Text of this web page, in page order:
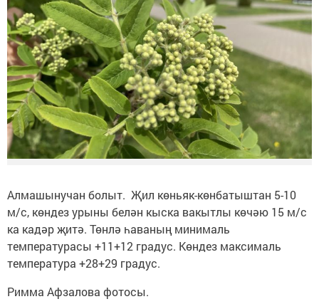
Алмашынучан болыт. Җил көньяк-көнбатыштан 5-10
м/с, көндез урыны белән кыска вакытлы көчәю 15 м/с
ка кадәр җитә. Төнлә һаваның минималь
температурасы +11+12 градус. Көндез максималь
температура +28+29 градус.
Римма Афзалова фотосы.